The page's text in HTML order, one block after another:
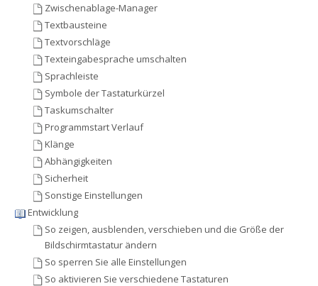
Zwischenablage-Manager
Textbausteine
Textvorschläge
Texteingabesprache umschalten
Sprachleiste
Symbole der Tastaturkürzel
Taskumschalter
Programmstart Verlauf
Klänge
Abhängigkeiten
Sicherheit
Sonstige Einstellungen
Entwicklung
So zeigen, ausblenden, verschieben und die Größe der
Bildschirmtastatur ändern
So sperren Sie alle Einstellungen
So aktivieren Sie verschiedene Tastaturen